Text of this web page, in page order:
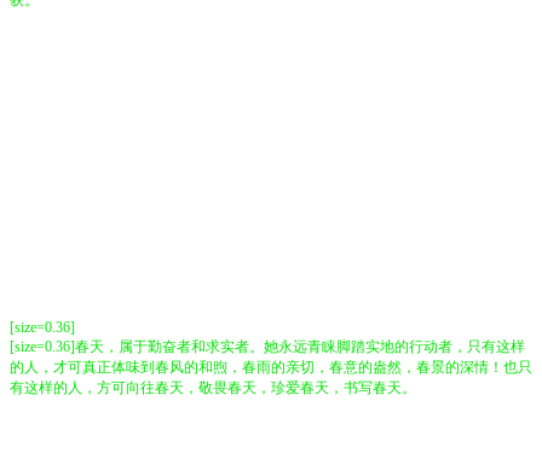
[size=0.36]
[size=0.36]春天，属于勤奋者和求实者。她永远青睐脚踏实地的行动者，只有这样
的人，才可真正体味到春风的和煦，春雨的亲切，春意的盎然，春景的深情！也只
有这样的人，方可向往春天，敬畏春天，珍爱春天，书写春天。